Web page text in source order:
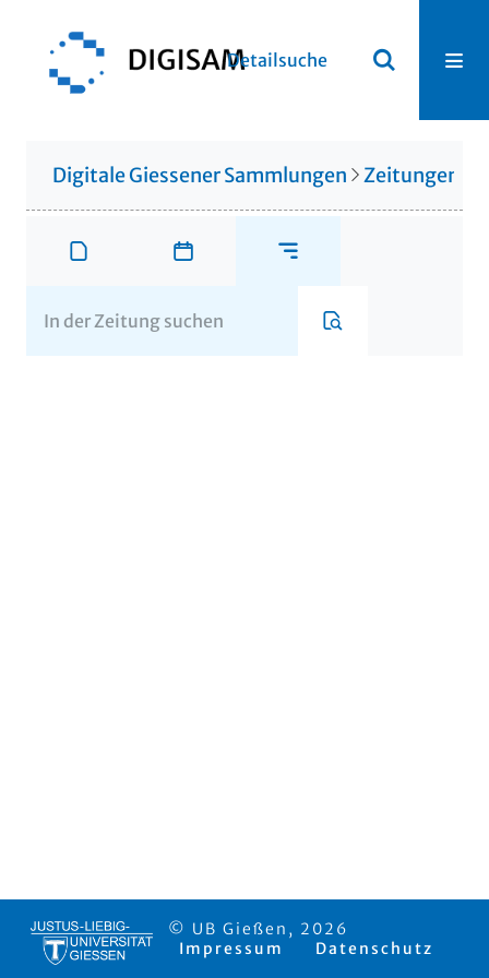
Detailsuche
Digitale Giessener Sammlungen Zeitungen
© UB Gießen, 2026
Impressum
Datenschutz